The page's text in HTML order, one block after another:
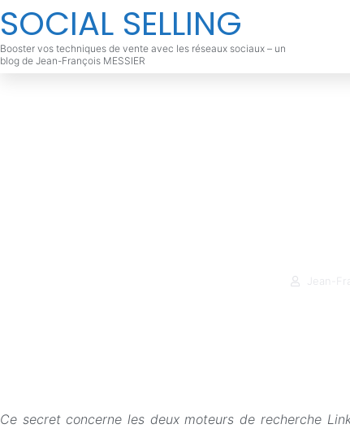
SOCIAL SELLING
Booster vos techniques de vente avec les réseaux sociaux – un
blog de Jean-François MESSIER
Jean-
Ce secret concerne les deux moteurs de recherche